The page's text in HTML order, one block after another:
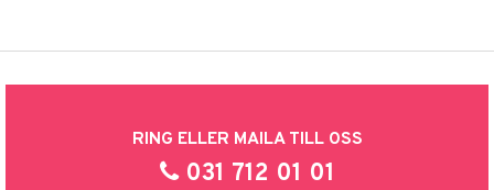
RING ELLER MAILA TILL OSS
031 712 01 01